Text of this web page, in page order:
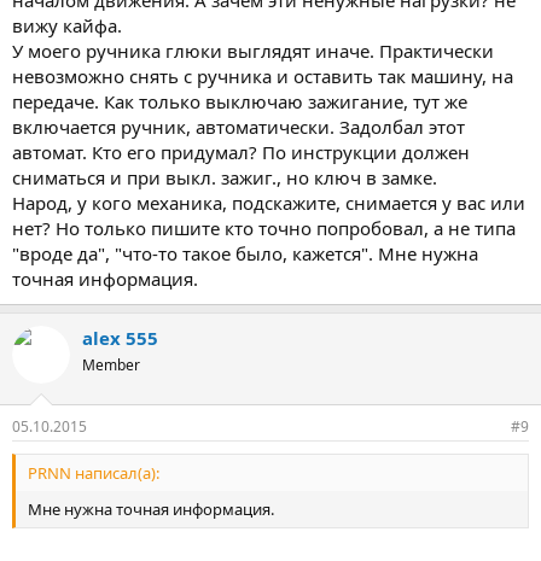
вижу кайфа.
У моего ручника глюки выглядят иначе. Практически
невозможно снять с ручника и оставить так машину, на
передаче. Как только выключаю зажигание, тут же
включается ручник, автоматически. Задолбал этот
автомат. Кто его придумал? По инструкции должен
сниматься и при выкл. зажиг., но ключ в замке.
Народ, у кого механика, подскажите, снимается у вас или
нет? Но только пишите кто точно попробовал, а не типа
"вроде да", "что-то такое было, кажется". Мне нужна
точная информация.
alex 555
Member
05.10.2015 #9
PRNN написал(а):
Мне нужна точная информация.